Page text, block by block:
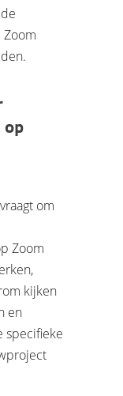
om
Zoom
kijken
en
specifieke